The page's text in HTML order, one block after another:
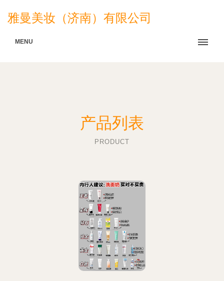
雅曼美妆（济南）有限公司
MENU
产品列表
PRODUCT